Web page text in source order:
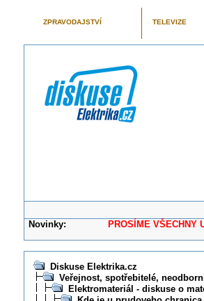
ZPRAVODAJSTVÍ TELEVIZE
Novinky: PROSÍME VŠECHNY
Diskuse Elektrika.cz
Veřejnost, spotřebitelé,
Elektromateriál - diskuse o